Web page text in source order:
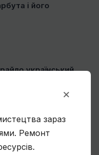
і його
український
про
×
зараз
Ремонт